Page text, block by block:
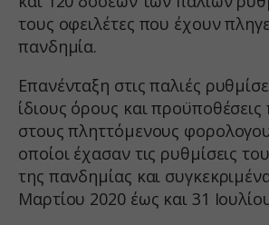
τους οφειλέτες που έχουν
πανδημία.
Επανένταξη στις παλιές
ίδιους όρους και προϋποθέσεις
στους πληττόμενους
οποίοι έχασαν τις ρυθμίσεις
της πανδημίας και
Μαρτίου 2020 έως και 31